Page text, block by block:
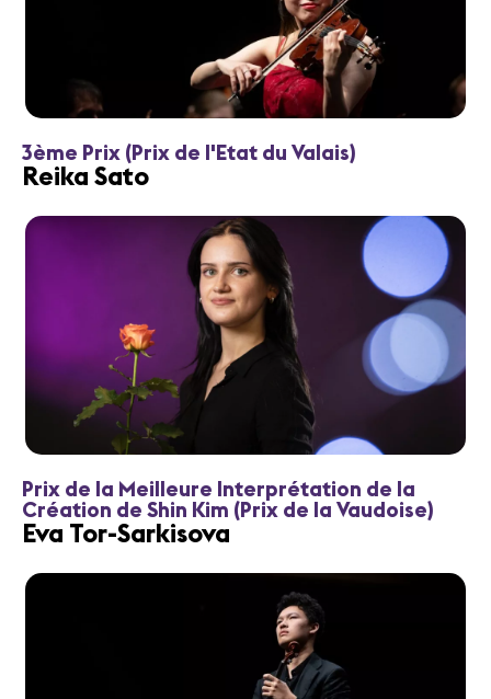
3ème Prix (Prix de l'Etat du Valais)
Reika Sato
Prix de la Meilleure Interprétation de la
Création de Shin Kim (Prix de la Vaudoise)
Eva Tor-Sarkisova